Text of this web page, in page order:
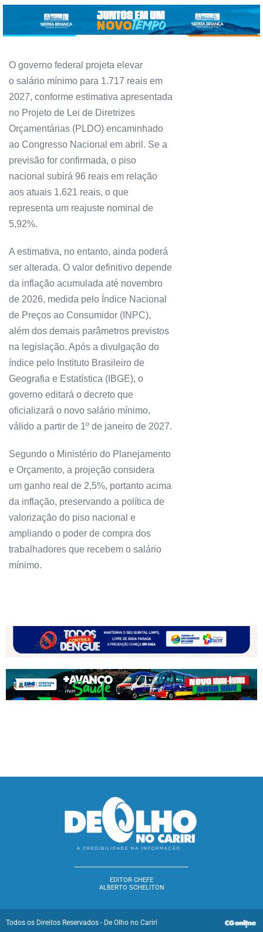
O governo federal projeta elevar
o salário mínimo para 1.717 reais em
2027, conforme estimativa apresentada
no Projeto de Lei de Diretrizes
Orçamentárias (PLDO) encaminhado
ao Congresso Nacional em abril. Se a
previsão for confirmada, o piso
nacional subirá 96 reais em relação
aos atuais 1.621 reais, o que
representa um reajuste nominal de
5,92%.
A estimativa, no entanto, ainda poderá
ser alterada. O valor definitivo depende
da inflação acumulada até novembro
de 2026, medida pelo Índice Nacional
de Preços ao Consumidor (INPC),
além dos demais parâmetros previstos
na legislação. Após a divulgação do
índice pelo Instituto Brasileiro de
Geografia e Estatística (IBGE), o
governo editará o decreto que
oficializará o novo salário mínimo,
válido a partir de 1º de janeiro de 2027.
Segundo o Ministério do Planejamento
e Orçamento, a projeção considera
um ganho real de 2,5%, portanto acima
da inflação, preservando a política de
valorização do piso nacional e
ampliando o poder de compra dos
trabalhadores que recebem o salário
mínimo.
EDITOR CHEFE
ALBERTO SCHELITON
Todos os Direitos Reservados - De Olho no Cariri